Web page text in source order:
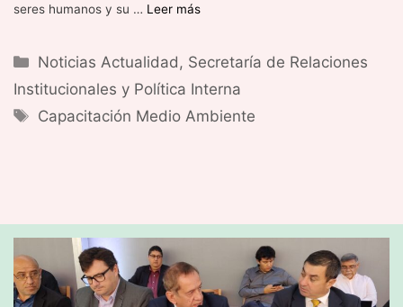
seres humanos y su … Leer más
Categorías
Noticias Actualidad, Secretaría de Relaciones
Institucionales y Política Interna
Etiquetas
Capacitación Medio Ambiente